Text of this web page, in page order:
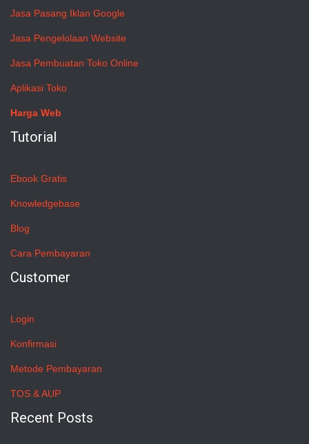
Jasa Pasang Iklan Google
Jasa Pengelolaan Website
Jasa Pembuatan Toko Online
Aplikasi Toko
Harga Web
Tutorial
Ebook Gratis
Knowledgebase
Blog
Cara Pembayaran
Customer
Login
Konfirmasi
Metode Pembayaran
TOS & AUP
Recent Posts